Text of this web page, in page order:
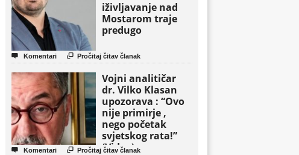
iživljavanje nad
Mostarom traje
predugo
 Komentari  Pročitaj čitav članak
Vojni analitičar
dr. Vilko Klasan
upozorava : “Ovo
nije primirje ,
nego početak
svjetskog rata!”
(Video)
 Komentari  Pročitaj čitav članak